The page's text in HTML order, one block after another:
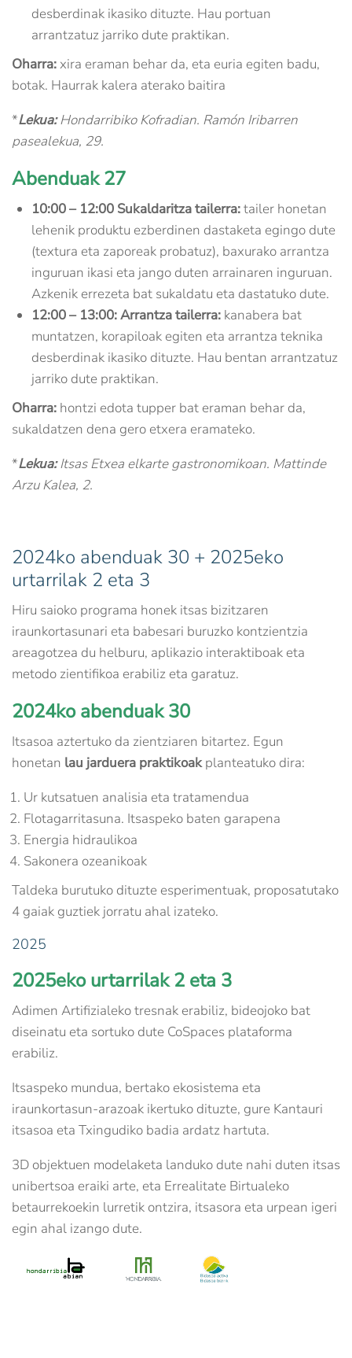
desberdinak ikasiko dituzte. Hau portuan
arrantzatuz jarriko dute praktikan.
Oharra:xira eraman behar da, eta euria egiten badu,
botak. Haurrak kalera aterako baitira
*Lekua:Hondarribiko Kofradian. Ramón Iribarren
pasealekua, 29.
Abenduak 27
10:00 – 12:00 Sukaldaritza tailerra:tailer honetan
lehenik produktu ezberdinen dastaketa egingo dute
(textura eta zaporeak probatuz), baxurako arrantza
inguruan ikasi eta jango duten arrainaren inguruan.
Azkenik errezeta bat sukaldatu eta dastatuko dute.
12:00 – 13:00: Arrantza tailerra: kanabera bat
muntatzen, korapiloak egiten eta arrantza teknika
desberdinak ikasiko dituzte. Hau bentan arrantzatuz
jarriko dute praktikan.
Oharra: hontzi edota tupper bat eraman behar da,
sukaldatzen dena gero etxera eramateko.
*Lekua:Itsas Etxea elkarte gastronomikoan. Mattinde
Arzu Kalea, 2.
2024ko abenduak 30 + 2025eko
urtarrilak 2 eta 3
Hiru saioko programa honek itsas bizitzaren
iraunkortasunari eta babesari buruzko kontzientzia
areagotzea du helburu, aplikazio interaktiboak eta
metodo zientifikoa erabiliz eta garatuz.
2024ko abenduak 30
Itsasoa aztertuko da zientziaren bitartez. Egun
honetan lau jarduera praktikoakplanteatuko dira:
Ur kutsatuen analisia eta tratamendua
Flotagarritasuna. Itsaspeko baten garapena
Energia hidraulikoa
Sakonera ozeanikoak
Taldeka burutuko dituzte esperimentuak, proposatutako
4 gaiak guztiek jorratu ahal izateko.
2025
2025eko urtarrilak 2 eta 3
Adimen Artifizialeko tresnak erabiliz, bideojoko bat
diseinatu eta sortuko dute CoSpaces plataforma
erabiliz.
Itsaspeko mundua, bertako ekosistema eta
iraunkortasun-arazoak ikertuko dituzte, gure Kantauri
itsasoa eta Txingudiko badia ardatz hartuta.
3D objektuen modelaketa landuko dute nahi duten itsas
unibertsoa eraiki arte, eta Errealitate Birtualeko
betaurrekoekin lurretik ontzira, itsasora eta urpean igeri
egin ahal izango dute.